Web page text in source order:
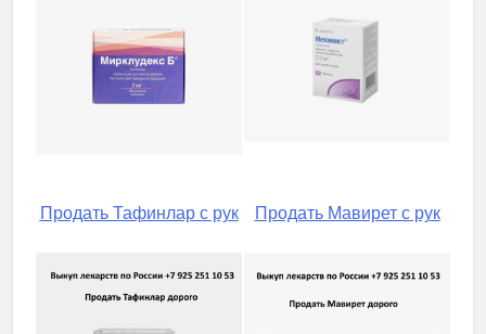
Продать Тафинлар с рук Продать Мавирет с рук